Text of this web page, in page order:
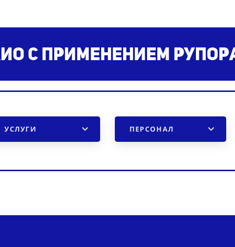
с применением
УСЛУГИ ПЕРСОНАЛ